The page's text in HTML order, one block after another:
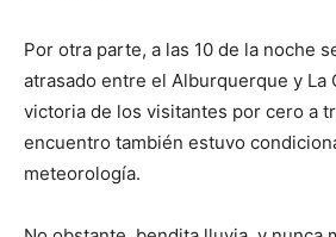
Por otra parte, a las 10 de la noche
atrasado entre el Alburquerque y La
victoria de los visitantes por cero a
encuentro también estuvo
meteorología.